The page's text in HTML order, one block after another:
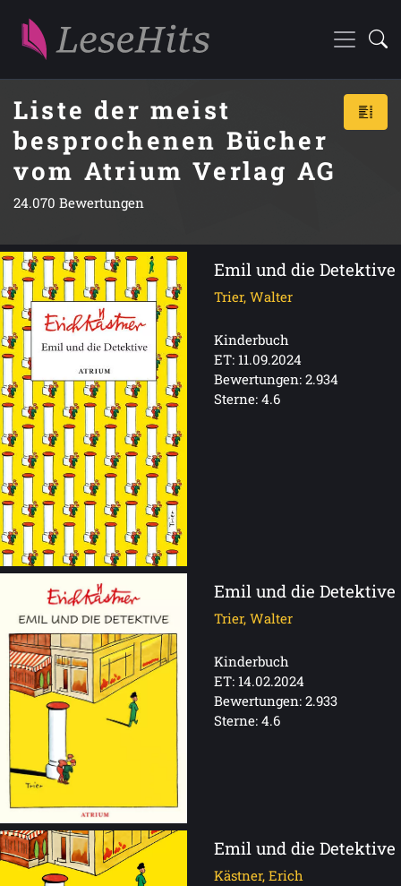
Liste der meist
besprochenen Bücher
vom Atrium Verlag AG
24.070 Bewertungen
Emil und die Detektive
Trier, Walter
Kinderbuch
ET: 11.09.2024
Bewertungen: 2.934
Sterne: 4.6
Emil und die Detektive
Trier, Walter
Kinderbuch
ET: 14.02.2024
Bewertungen: 2.933
Sterne: 4.6
Emil und die Detektive
Kästner, Erich